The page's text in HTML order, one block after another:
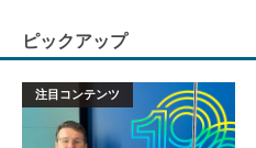
ピックアップ
注目コンテンツ